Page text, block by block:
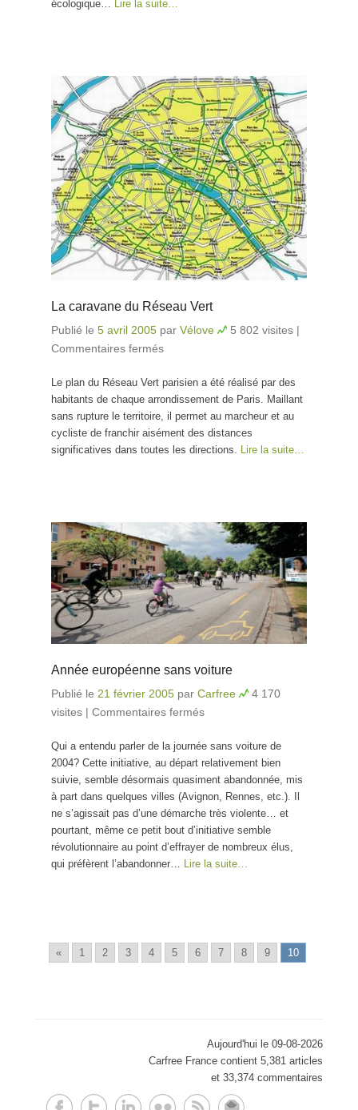
écologique… Lire la suite…
La caravane du Réseau Vert
Publié le 5 avril 2005 par Vélove 5 802 visites |
Commentaires fermés
Le plan du Réseau Vert parisien a été réalisé par des
habitants de chaque arrondissement de Paris. Maillant
sans rupture le territoire, il permet au marcheur et au
cycliste de franchir aisément des distances
significatives dans toutes les directions.
Lire la suite…
Année européenne sans voiture
Publié le 21 février 2005 par Carfree
4 170
visites | Commentaires fermés
Qui a entendu parler de la journée sans voiture de
2004? Cette initiative, au départ relativement bien
suivie, semble désormais quasiment abandonnée, mis
à part dans quelques villes (Avignon, Rennes, etc.). Il
ne s’agissait pas d’une démarche très violente… et
pourtant, même ce petit bout d’initiative semble
révolutionnaire au point d’effrayer de nombreux élus,
qui préfèrent l’abandonner… Lire la suite…
« 1 2 3 4 5 6 7 8 9 10
Aujourd'hui le 09-08-2026
Carfree France contient 5,381 articles
et 33,374 commentaires